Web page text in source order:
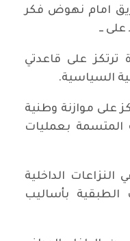
امام نهوض فكر
ــ
ترتكز على قاعدتي
السياسية.
على موازنة وطنية
المتسمة بعمليات
النزاعات الداخلية
الطبقية بأساليب